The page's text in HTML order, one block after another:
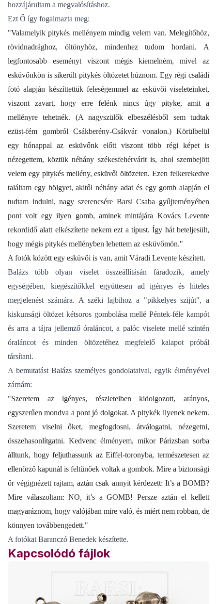
hozzájárultam a megvalósításhoz.
Ezt Ő így fogalmazta meg:
"Valamelyik pitykés mellényem mindig velem van. Melegítőhöz,
rövidnadrághoz, öltönyhöz, mindenhez tudom hordani. A
legfontosabb eseményt viszont mégis kiemelném, mivel az
esküvőnkön is sikerült pitykés öltözetet húznom. Egy régi családi
fotó alapján készíttettük feleségemmel az esküvői viseleteinket,
viszont zavart, hogy erre felénk nincs úgy pityke, amit a
mellényre tehetnék. (A nagyszülők elbeszélésből sem tudtak
ezüst-fém gombról Csákberény-Csákvár vonalon.) Körülbelül
egy hónappal az esküvőnk előtt viszont több régi képet is
nézegettem, köztük néhány székesfehérvárit is, ahol szembejött
velem egy pitykés mellény, esküvői öltözeten. Ezen felkerekedve
találtam egy hölgyet, akitől néhány adat és egy gomb alapján el
tudtam indulni, nagy szerencsére Barsi Csaba gyűjteményében
pont volt egy ilyen gomb, aminek mintájára Kovács Levente
rekordidő alatt elkészítette nekem ezt a típust. Így hát beteljesült,
hogy mégis pitykés mellényben lehettem az esküvőmön."
A fotók között egy esküvői is van, amit Váradi Levente készített.
Balázs több olyan viselet összeállításán fáradozik, amely
egységében, kiegészítőkkel együttesen ad igényes és hiteles
megjelenést számára. A széki lajbihoz a "pikkelyes szijút", a
kiskunsági öltözet kétsoros gombolása mellé Péntek-féle kampót
és arra a tájra jellemző óraláncot, a palóc viselete mellé szintén
óraláncot és minden öltözetéhez megfelelő kalapot próbál
társítani.
A bemutatást Balázs személyes gondolataival, egyik élményével
zárnám:
"Szeretem az igényes, részleteiben kidolgozott, arányos,
egyszerűen mondva a pont jó dolgokat. A pitykék ilyenek nekem.
Szeretem viselni őket, megfogdosni, átválogatni, nézegetni,
összehasonlítgatni. Kedvenc élményem, mikor Párizsban sorba
álltunk, hogy feljuthassunk az Eiffel-toronyba, természetesen az
ellenőrző kapunál is feltűnőek voltak a gombok. Mire a biztonsági
őr végignézett rajtam, aztán csak annyit kérdezett: It’s a BOMB?
Mire válaszoltam: NO, it’s a GOMB! Persze aztán el kellett
magyaráznom, hogy valójában mire való, és miért nem robban, de
könnyen továbbengedett."
A fotókat Baranczó Benedek készítette.
Kapcsolódó fájlok